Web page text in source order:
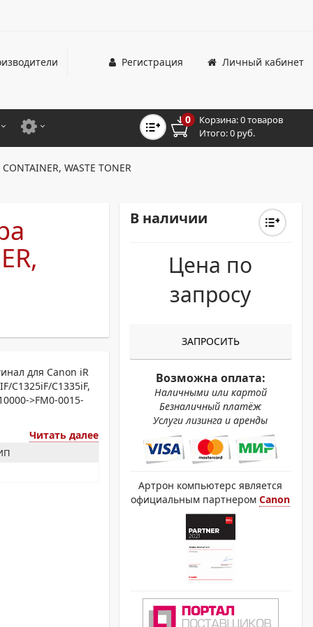
Личный кабинет
Регистрация
ДЛЯ ОФИСА
ДЛЯ ШИРОКОФОРМАТНЫХ СИСТЕМ
0 Корзина:0 товаров
Итого:0 руб.
WASTE TONER
для Canon iR
C1325iF/C1335iF,
>FM0-0015-
Читать далее
В наличии
Цена по
запросу
ЗАПРОСИТЬ
Возможна оплата:
Наличными или картой
Безналичный платёж
Услуги лизинга и аренды
Артрон компьютерс является
официальным партнеромCanon